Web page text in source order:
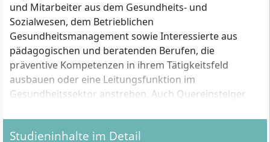
und Mitarbeiter aus dem Gesundheits- und
Sozialwesen, dem Betrieblichen
Gesundheitsmanagement sowie Interessierte aus
pädagogischen und beratenden Berufen, die
präventive Kompetenzen in ihrem Tätigkeitsfeld
ausbauen oder eine Leitungsfunktion im
Gesundheitssektor anstreben. Auch Quereinsteiger
Prävention und Gesundheitsförderung entwickeln
wollen, profitieren von diesem Studiengang. Das
Studieninhalte im Detail